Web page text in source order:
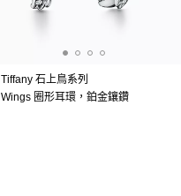
Tiffany 石上鳥系列
Wings 圈形耳環，鉑金鑲鑽